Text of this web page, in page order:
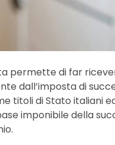
permette di far
dall’imposta di
titoli di Stato italiani
imponibile della